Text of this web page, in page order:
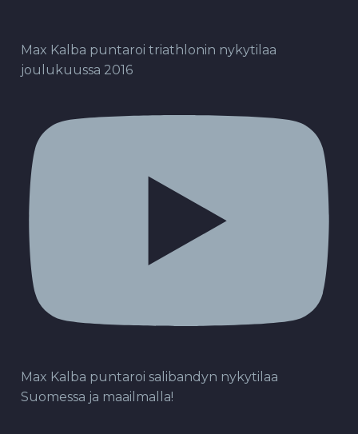
Max Kalba puntaroi triathlonin nykytilaa
joulukuussa 2016
Max Kalba puntaroi salibandyn nykytilaa
Suomessa ja maailmalla!